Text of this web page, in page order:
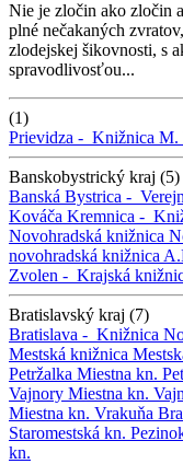
Nie je zločin ako zločin
plné nečakaných
zlodejskej šikovnosti, s
spravodlivosťou...
(1)
Prievidza - Knižnica M.
Banskobystrický kraj (5)
Banská Bystrica -
Kováča Kremnica -
Novohradská knižnica
novohradská knižnica
Zvolen - Krajská
Bratislavský kraj (7)
Bratislava - Knižnica
Mestská knižnica
Petržalka Miestna kn.
Vajnory Miestna kn.
Miestna kn. Vrakuňa
Staromestská kn.
kn.